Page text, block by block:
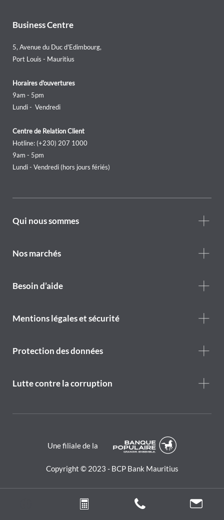
Business Centre
5, Avenue du Duc d'Edimbourg,
Port Louis - Mauritius
Horaires d'ouvertures
9am - 5pm
Lundi - Vendredi
Centre de Relation Client
Hotline: (+230) 207 1000
9am - 5pm
Lundi - Vendredi (hors jours fériés)
Footer
are
Qui nous sommes
Nos marchés
Footer
Besoin d’aide
Footer
Mentions légales et sécurité
Protection des données
Lutte contre la corruption
Une filiale de la
Copyright © 2023 - BCP Bank Mauritius